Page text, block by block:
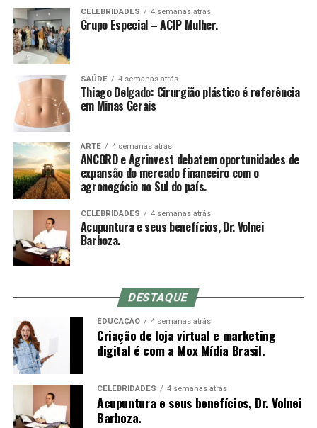
CELEBRIDADES 4 semanas atrás
Grupo Especial – ACIP Mulher.
SAÚDE 4 semanas atrás
Thiago Delgado: Cirurgião plástico é referência
em Minas Gerais
ARTE 4 semanas atrás
ANCORD e Agrinvest debatem oportunidades de
expansão do mercado financeiro com o
agronegócio no Sul do país.
CELEBRIDADES 4 semanas atrás
Acupuntura e seus benefícios, Dr. Volnei
Barboza.
DESTAQUE
EDUCAÇÃO 4 semanas atrás
Criação de loja virtual e marketing
digital é com a Mox Mídia Brasil.
CELEBRIDADES 4 semanas atrás
Acupuntura e seus benefícios, Dr. Volnei
Barboza.